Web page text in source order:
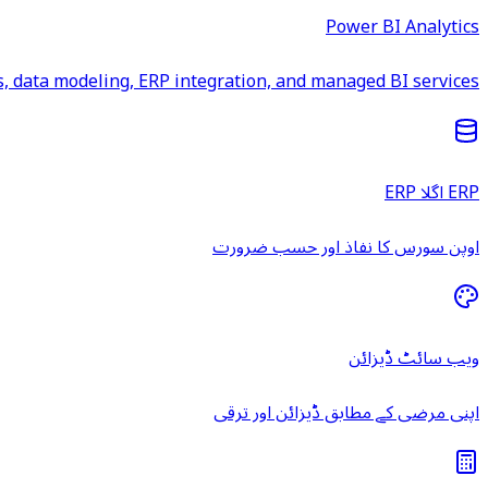
Power BI Analytics
data modeling, ERP integration, and managed BI services.
ERP اگلا ERP
اوپن سورس کا نفاذ اور حسب ضرورت
ویب سائٹ ڈیزائن
اپنی مرضی کے مطابق ڈیزائن اور ترقی